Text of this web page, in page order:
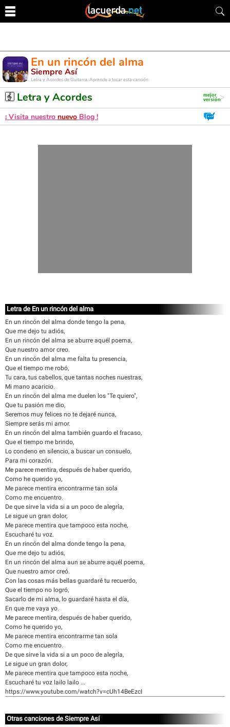
En un rincón del alma
Siempre Así
Letra y Acordes de Guitarra. Aprende a tocar esta canción
Letra y Acordes
¡ Visita nuestro nuevo Blog !
Letra de En un rincón del alma
En un rincón del alma donde tengo la pena,
Que me dejo tu adiós,
En un rincón del alma se aburre aquél poema,
Que nuestro amor creo.
En un rincón del alma me falta tu presencia,
Que el tiempo me robó,
Tu cara, tus cabellos, que tantas noches nuestras,
Mi mano acaricio.
En un rincón del alma me duelen los "Te quiero",
Que tu pasión me dio,
Seremos muy felices no te dejaré nunca,
Siempre serás mi amor.
En un rincón del alma también guardo el fracaso,
Que el tiempo me brindo,
Lo condeno en silencio, a buscar un consuelo,
Para mi corazón.
Me parece mentira, después de haber querido,
Como he querido yo,
Me parece mentira encontrarme tan sola
Como me encuentro.
De que sirve la vida si a un poco de alegría,
Le sigue un gran dolor,
Me parece mentira que tampoco esta noche,
Escucharé tu voz.
En un rincón del alma donde tengo la pena,
Que me dejo tu adiós,
En un rincón del alma aun se aburre aquél poema,
Que nuestro amor creó.
Con las cosas más bellas guardaré tu recuerdo,
Que el tiempo no logró,
Sacarlo de mi alma, lo guardaré hasta el día,
En que me vaya yo.
Me parece mentira, después de haber querido,
Como he querido yo,
Me parece mentira encontrarme tan sola
Como me encuentro.
De que sirve la vida si a un poco de alegría,
Le sigue un gran dolor,
Me parece mentira que tampoco esta noche,
Escucharé tu voz lailo lailo ...
https://www.youtube.com/watch?v=cUh14BeEzcI
Otras canciones de Siempre Así